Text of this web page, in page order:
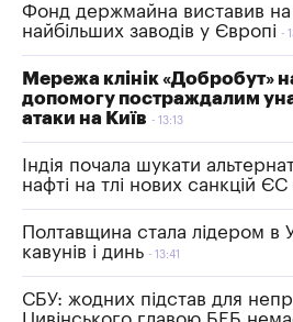
Фонд держмайна виставив на
найбільших заводів у Європі
Мережа клінік «Добробут»
допомогу постраждалим
атаки на Київ
13:13
Індія почала шукати
нафті на тлі нових санкцій
Полтавщина стала лідером в
кавунів і динь
13:41
СБУ: жодних підстав для